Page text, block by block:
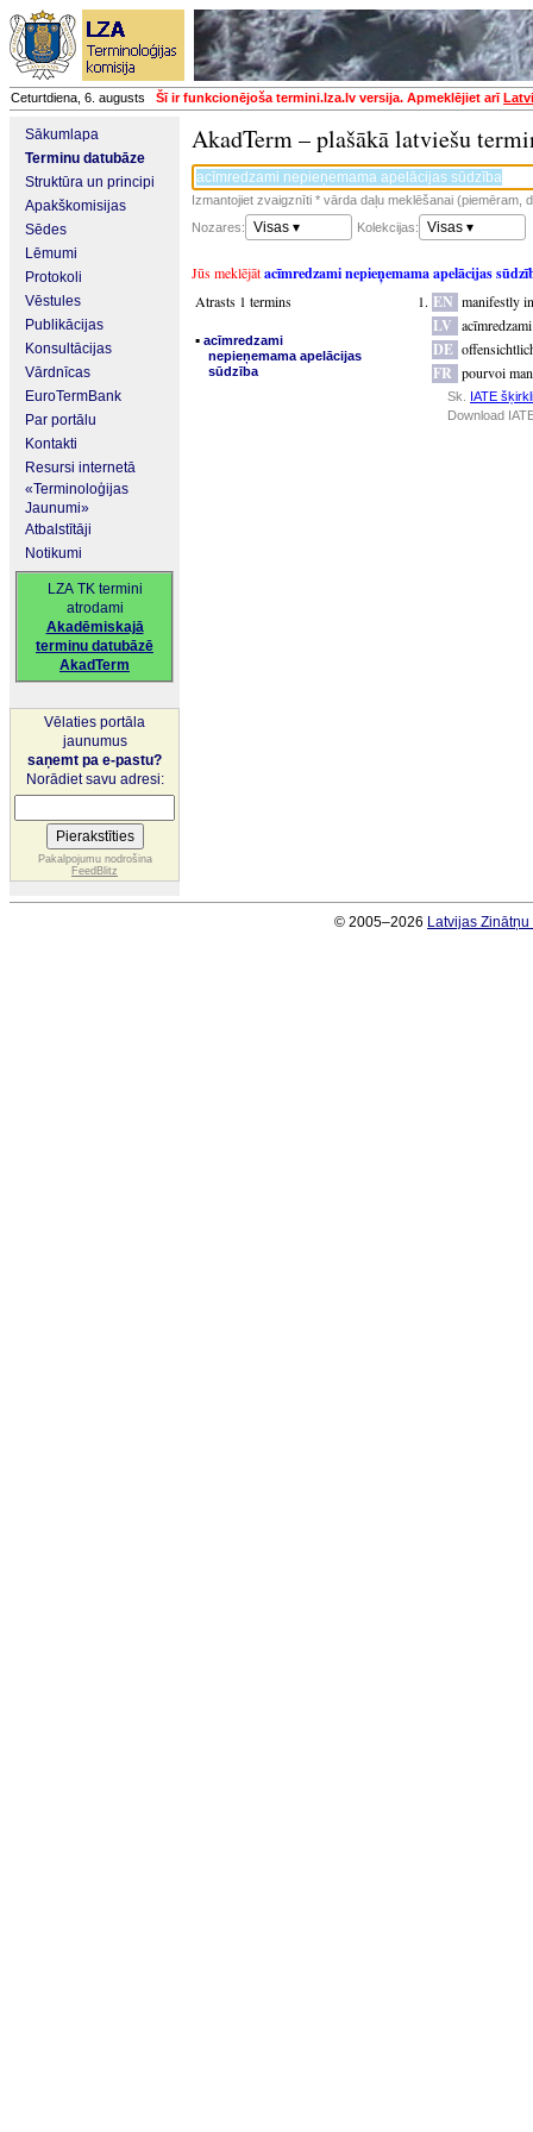
Ceturtdiena, 6. augusts Šī ir funkcionējoša termini.lza.lv versija. Apmeklējiet arī
Sākumlapa
Terminu datubāze
Struktūra un principi
Apakškomisijas
Sēdes
Lēmumi
Protokoli
Vēstules
Publikācijas
Konsultācijas
Vārdnīcas
EuroTermBank
Par portālu
Kontakti
Resursi internetā
«Terminoloģijas
Jaunumi»
Atbalstītāji
Notikumi
LZA TK termini
atrodami
Akadēmiskajā
terminu datubāzē
AkadTerm
Vēlaties portāla
jaunumus
saņemt pa e-pastu?
Norādiet savu adresi:
Pakalpojumu nodrošina
FeedBlitz
AkadTerm – plašākā latviešu
Izmantojiet zvaigznīti * vārda daļu meklēšanai (piemēram,
Nozares:
Visas ▾ Kolekcijas: Visas ▾
Jūs meklējātacīmredzami nepieņemama apelācijas
Atrasts 1 termins
▪ acīmredzami
nepieņemama apelācijas
sūdzība
EN manifestly
LV
DE
FR pourvoi
Sk. IATE šķirkli
Download
© 2005–2026 Latvijas